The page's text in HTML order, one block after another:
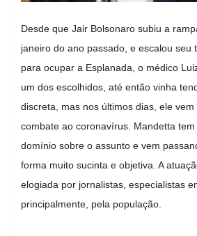
Desde que Jair Bolsonaro subiu a
janeiro do ano passado, e escalou seu
para ocupar a Esplanada, o médico
um dos escolhidos, até então vinha
discreta, mas nos últimos dias, ele
combate ao coronavírus. Mandetta
domínio sobre o assunto e vem
forma muito sucinta e objetiva. A
elogiada por jornalistas, especialistas
principalmente, pela população.